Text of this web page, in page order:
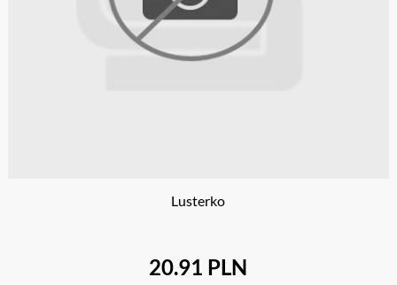
Lusterko
20.91 PLN